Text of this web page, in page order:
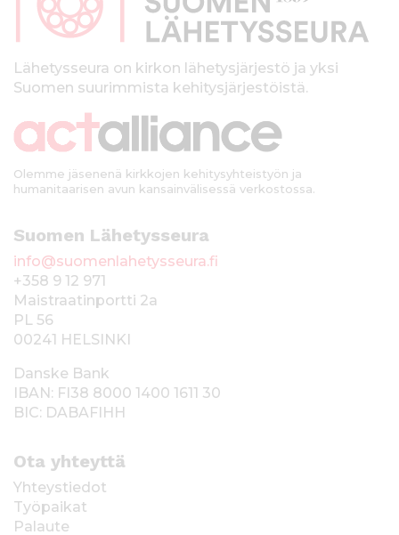
kLähetysseura on kirkon lähetysjärjestö ja yksi
Suomen suurimmista kehitysjärjestöistä.
Olemme jäsenenä kirkkojen kehitysyhteistyön ja
humanitaarisen avun kansainvälisessä verkostossa.
Suomen Lähetysseura
info@suomenlahetysseura.fi
+358 9 12 971
Maistraatinportti 2a
PL 56
00241 HELSINKI
Danske Bank
IBAN: FI38 8000 1400 1611 30
BIC: DABAFIHH
Ota yhteyttä
Yhteystiedot
Työpaikat
Palaute